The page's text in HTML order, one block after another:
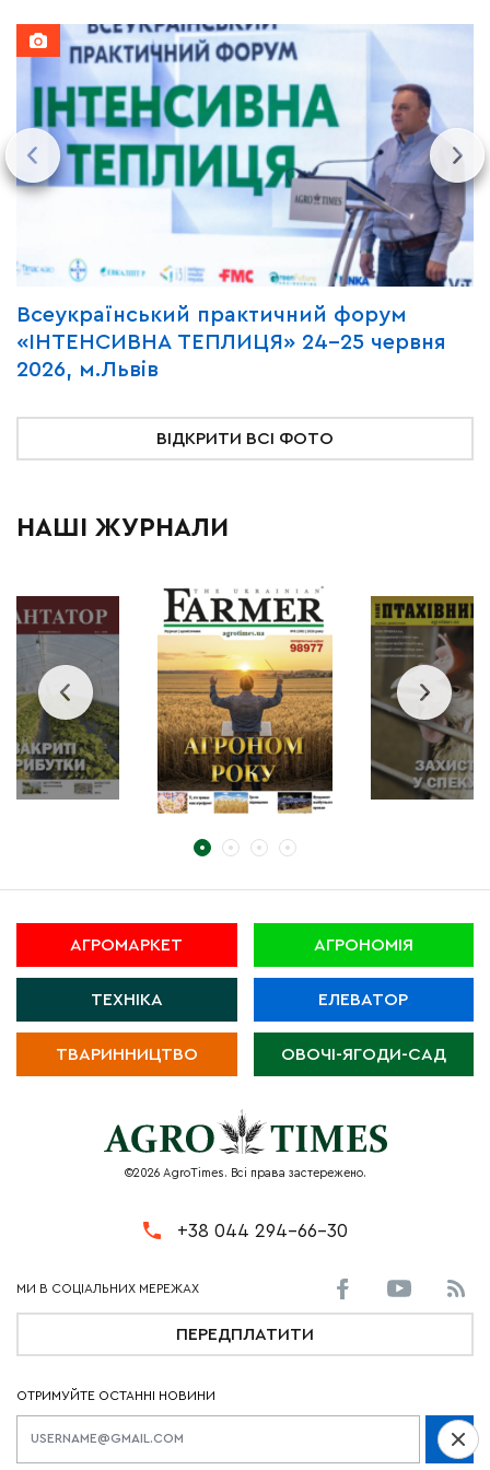
Всеукраїнський практичний форум
«ІНТЕНСИВНА ТЕПЛИЦЯ» 24-25 червня
2026, м.Львів
ВІДКРИТИ ВСІ ФОТО
НАШІ ЖУРНАЛИ
АГРОМАРКЕТ АГРОНОМІЯ
ТЕХНІКА ЕЛЕВАТОР
ТВАРИННИЦТВО ОВОЧІ-ЯГОДИ-САД
©2026 AgroTimes. Всі права застережено.
+38 044 294-66-30
ПЕРЕДПЛАТИТИ
ОТРИМУЙТЕ ОСТАННІ НОВИНИ